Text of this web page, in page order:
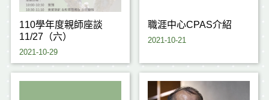
110學年度親師座談
11/27（六）
2021-10-29
職涯中心CPAS介紹
2021-10-21